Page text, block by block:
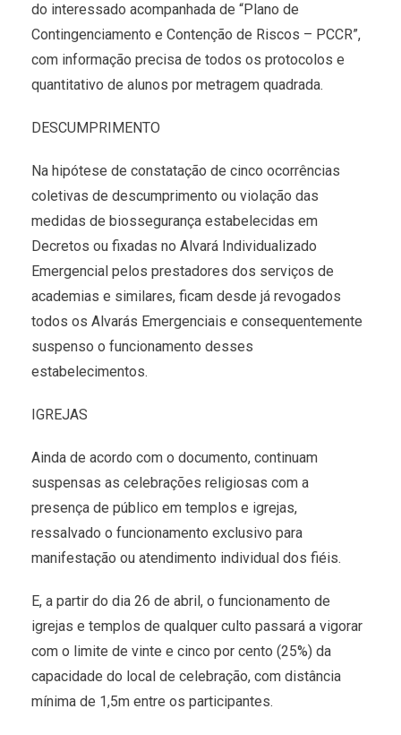
do interessado acompanhada de “Plano de
Contingenciamento e Contenção de Riscos – PCCR”,
com informação precisa de todos os protocolos e
quantitativo de alunos por metragem quadrada.
DESCUMPRIMENTO
Na hipótese de constatação de cinco ocorrências
coletivas de descumprimento ou violação das
medidas de biossegurança estabelecidas em
Decretos ou fixadas no Alvará Individualizado
Emergencial pelos prestadores dos serviços de
academias e similares, ficam desde já revogados
todos os Alvarás Emergenciais e consequentemente
suspenso o funcionamento desses
estabelecimentos.
IGREJAS
Ainda de acordo com o documento, continuam
suspensas as celebrações religiosas com a
presença de público em templos e igrejas,
ressalvado o funcionamento exclusivo para
manifestação ou atendimento individual dos fiéis.
E, a partir do dia 26 de abril, o funcionamento de
igrejas e templos de qualquer culto passará a vigorar
com o limite de vinte e cinco por cento (25%) da
capacidade do local de celebração, com distância
mínima de 1,5m entre os participantes.